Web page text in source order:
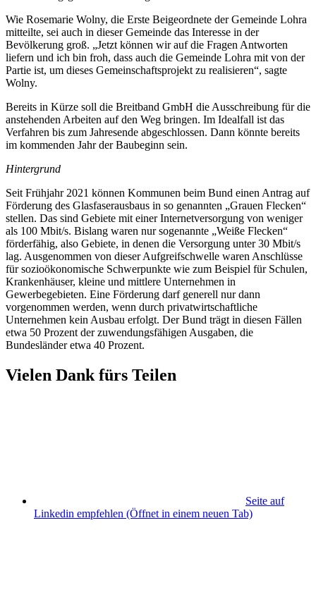
Wie Rosemarie Wolny, die Erste Beigeordnete der Gemeinde Lohra
mitteilte, sei auch in dieser Gemeinde das Interesse in der
Bevölkerung groß. „Jetzt können wir auf die Fragen Antworten
liefern und ich bin froh, dass auch die Gemeinde Lohra mit von der
Partie ist, um dieses Gemeinschaftsprojekt zu realisieren“, sagte
Wolny.
Bereits in Kürze soll die Breitband GmbH die Ausschreibung für die
anstehenden Arbeiten auf den Weg bringen. Im Idealfall ist das
Verfahren bis zum Jahresende abgeschlossen. Dann könnte bereits
im kommenden Jahr der Baubeginn sein.
Hintergrund
Seit Frühjahr 2021 können Kommunen beim Bund einen Antrag auf
Förderung des Glasfaserausbaus in so genannten „Grauen Flecken“
stellen. Das sind Gebiete mit einer Internetversorgung von weniger
als 100 Mbit/s. Bislang waren nur sogenannte „Weiße Flecken“
förderfähig, also Gebiete, in denen die Versorgung unter 30 Mbit/s
lag. Ausgenommen von dieser Aufgreifschwelle waren Anschlüsse
für sozioökonomische Schwerpunkte wie zum Beispiel für Schulen,
Krankenhäuser, kleine und mittlere Unternehmen in
Gewerbegebieten. Eine Förderung darf generell nur dann
vorgenommen werden, wenn durch privatwirtschaftliche
Unternehmen kein Ausbau erfolgt. Der Bund trägt in diesen Fällen
etwa 50 Prozent der zuwendungsfähigen Ausgaben, die
Bundesländer etwa 40 Prozent.
Vielen Dank fürs Teilen
Seite auf
Linkedin empfehlen (Öffnet in einem neuen Tab)